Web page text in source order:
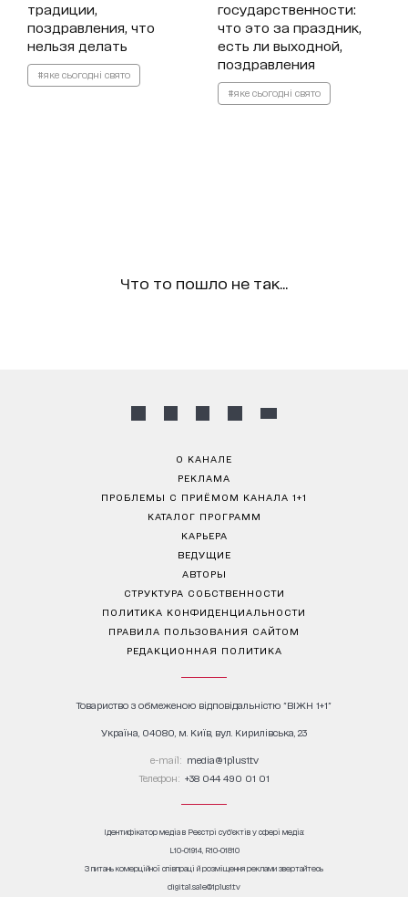
традиции,
поздравления, что
нельзя делать
#яке сьогодні свято
государственности:
что это за праздник,
есть ли выходной,
поздравления
#яке сьогодні свято
Что то пошло не так...
О КАНАЛЕ
РЕКЛАМА
ПРОБЛЕМЫ С ПРИЁМОМ КАНАЛА 1+1
КАТАЛОГ ПРОГРАММ
КАРЬЕРА
ВЕДУЩИЕ
АВТОРЫ
СТРУКТУРА СОБСТВЕННОСТИ
ПОЛИТИКА КОНФИДЕНЦИАЛЬНОСТИ
ПРАВИЛА ПОЛЬЗОВАНИЯ САЙТОМ
РЕДАКЦИОННАЯ ПОЛИТИКА
Товариство з обмеженою відповідальністю "ВІЖН 1+1"
Україна, 04080, м. Київ, вул. Кирилівська, 23
е-mail: media@1plus1.tv
Телефон: +38 044 490 01 01
Ідентифікатор медіа в Реєстрі суб’єктів у сфері медіа:
L10-01914, R10-01810
З питань комерційної співпраці й розміщення реклами звертайтесь
digital.sale@1plus1.tv